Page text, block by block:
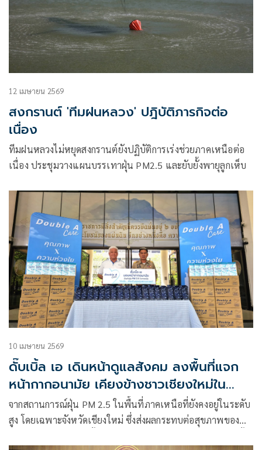
12 เมษายน 2569
สงกรานต์ 'ทีมฝนหลวง' ปฎิบัติภารกิจต่อ
เนื่อง
ทีมฝนหลวงไม่หยุดสงกรานต์ยังปฏิบัติการเร่งช่วยภาคเหนือต่อ
เนื่อง ประชุมวางแผนบรรเทาฝุ่น PM2.5 และยับยั้งพายุลูกเห็บ
10 เมษายน 2569
ดั๊บเบิ้ล เอ เดินหน้าดูแลสังคม ลงพื้นที่แจก
หน้ากากอนามัย เคียงข้างชาวเชียงใหม่ใน
วิกฤต PM 2.5
จากสถานการณ์ฝุ่น PM 2.5 ในพื้นที่ภาคเหนือที่ยังคงอยู่ในระดับ
สูง โดยเฉพาะจังหวัดเชียงใหม่ ซึ่งส่งผลกระทบต่อสุขภาพของ